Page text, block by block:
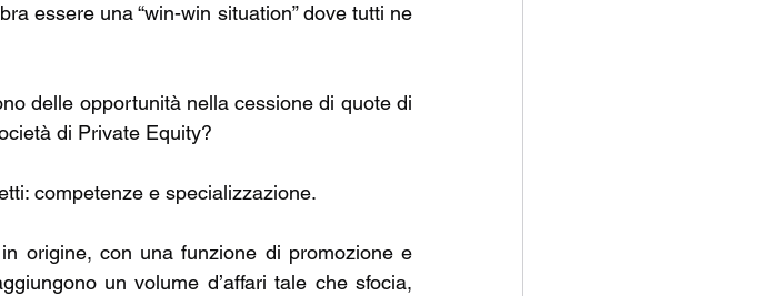
essere una “win-win situation” dove tutti ne
delle opportunità nella cessione di quote di
di Private Equity?
competenze e specializzazione.
origine, con una funzione di promozione e
un volume d’affari tale che sfocia,